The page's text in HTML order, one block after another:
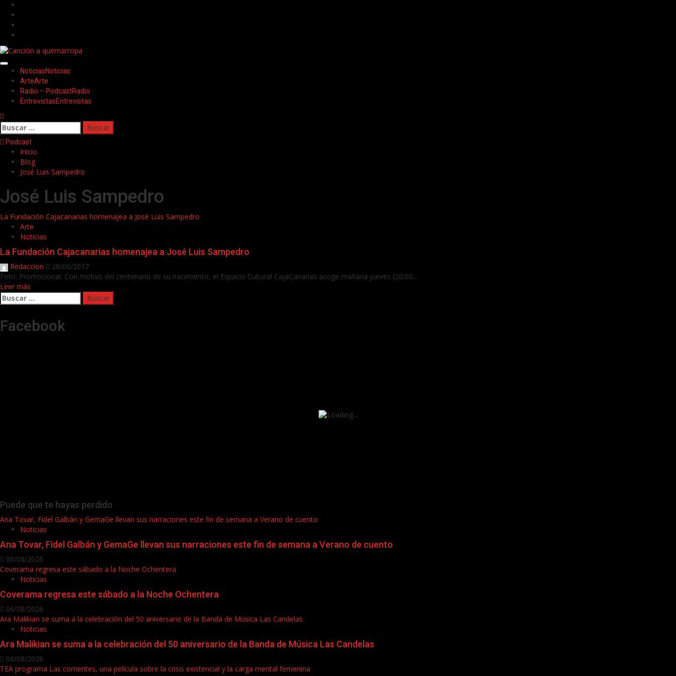
Saltar
contenido
Menú
principal
NoticiasNoticias
ArteArte
Radio – PodcastRadio
EntrevistasEntrevistas
Buscar:
Podcast
Inicio
Blog
José Luis Sampedro
José Luis Sampedro
La Fundación Cajacanarias homenajea a José Luis Sampedro
Arte
Noticias
La Fundación Cajacanarias homenajea a José Luis Sampedro
Redaccion
28/06/2017
Foto: Promocional. Con motivo del centenario de su nacimiento, el Espacio Cultural CajaCanarias acoge mañana jueves (20:00...
Leer más
Buscar:
Facebook
Puede que te hayas perdido
Ana Tovar, Fidel Galbán y GemaGe llevan sus narraciones este fin de semana a Verano de cuento
Noticias
Ana Tovar, Fidel Galbán y GemaGe llevan sus narraciones este fin de semana a Verano de cuento
06/08/2026
Coverama regresa este sábado a la Noche Ochentera
Noticias
Coverama regresa este sábado a la Noche Ochentera
06/08/2026
Ara Malikian se suma a la celebración del 50 aniversario de la Banda de Música Las Candelas
Noticias
Ara Malikian se suma a la celebración del 50 aniversario de la Banda de Música Las Candelas
06/08/2026
TEA programa Las corrientes, una película sobre la crisis existencial y la carga mental femenina